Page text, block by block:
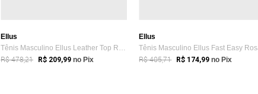
Ellus
Tênis Masculino Ellus Leather Top Rosa
R$ 478,21 R$ 209,99 no Pix
Ellus
Tênis Masculino Ellus Fast Easy
R$ 405,71 R$ 174,99 no Pix